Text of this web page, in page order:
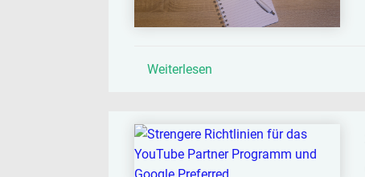
Weiterlesen